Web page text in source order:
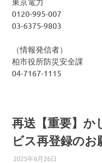
0120-995-007
03-6375-9803
（情報発信者）
柏市役所防災安全課
04-7167-1115
再送【重要】か
ビス再登録のお
2025年6月26日